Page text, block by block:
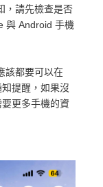
，請先檢查是否
與 Android 手機
該都要可以在
知提醒，如果沒
更多手機的資